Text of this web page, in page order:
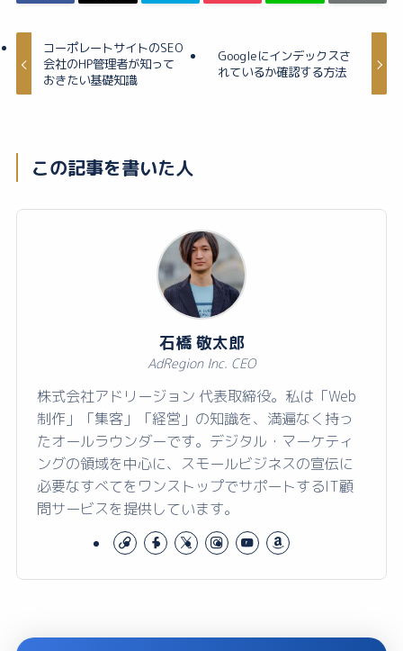
コーポレートサイトのSEO
会社のHP管理者が知って
おきたい基礎知識
Googleにインデックスさ
れているか確認する方法
この記事を書いた人
石橋 敬太郎
AdRegion Inc. CEO
株式会社アドリージョン 代表取締役。私は「Web
制作」「集客」「経営」の知識を、満遍なく持っ
たオールラウンダーです。デジタル・マーケティ
ングの領域を中心に、スモールビジネスの宣伝に
必要なすべてをワンストップでサポートするIT顧
問サービスを提供しています。